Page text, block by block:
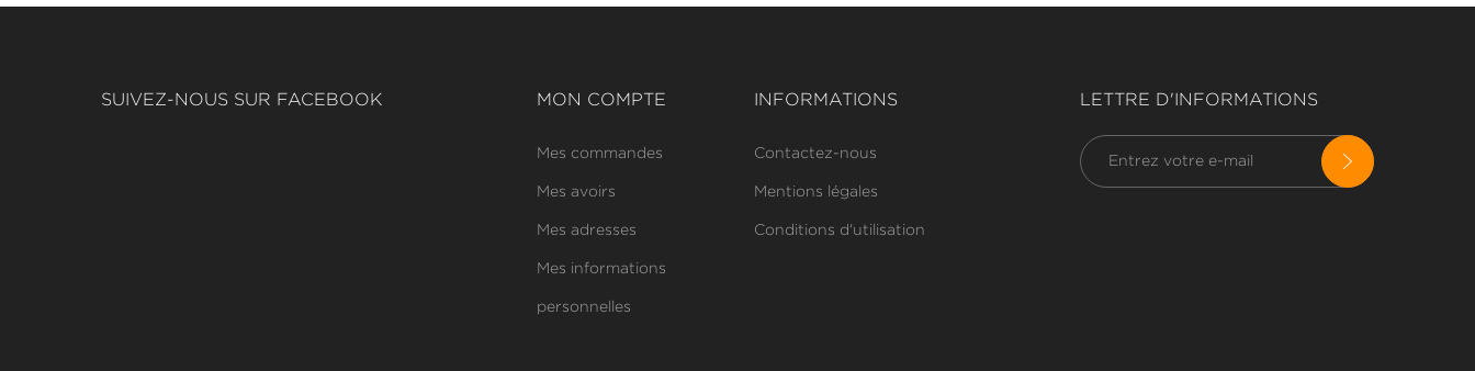
SUIVEZ-NOUS SUR FACEBOOK MON COMPTE
Mes commandes
Mes avoirs
Mes adresses
Mes informations
personnelles
INFORMATIONS
Contactez-nous
Mentions légales
Conditions d'utilisation
LETTRE D'INFORMATIONS